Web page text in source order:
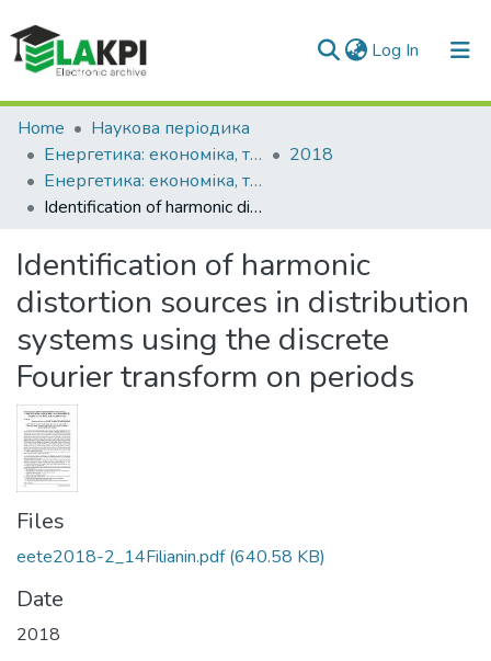
Log In (current)
Communities & Collections
All of DSpace
Statistics
Home
Наукова періодика
Енергетика: економіка, технології, екологія
2018
Енергетика: економіка, технології, екологія: науковий журнал, № 2 (52)
Identification of harmonic distortion sources in distribution systems using the discrete Fourier transform on periods
Identification of harmonic
distortion sources in distribution
systems using the discrete
Fourier transform on periods
Files
eete2018-2_14Filianin.pdf(640.58 KB)
Date
2018